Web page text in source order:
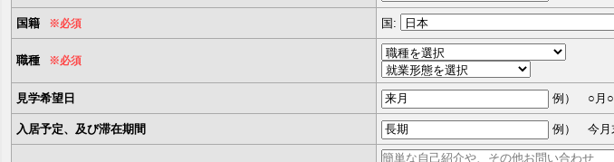
国籍 ※必須 国:
職種 ※必須
見学希望日 例） ○月○
入居予定、及び滞在期間 例） 今月